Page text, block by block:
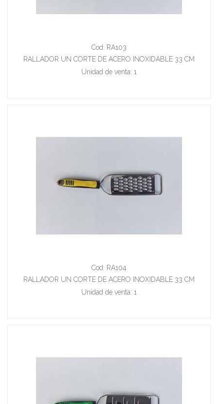
Cod: RA103
RALLADOR UN CORTE DE ACERO INOXIDABLE 33 CM
Unidad de venta: 1
Cod: RA104
RALLADOR UN CORTE DE ACERO INOXIDABLE 33 CM
Unidad de venta: 1